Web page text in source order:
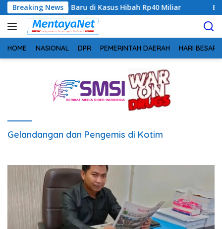
Langsung
ke
konten
Breaking NewsBaru di Kasus Hibah Rp40 Miliar Bukan
HOME NASIONAL DPR PEMERINTAH DAERAH HARI BESAR
Gelandangan dan Pengemis di Kotim